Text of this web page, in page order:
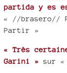
partida y es
« //brasero//
Partir »
« Très
Garini » sur «